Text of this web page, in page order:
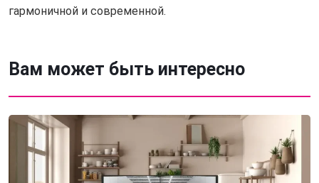
гармоничной и современной.
Вам может быть интересно